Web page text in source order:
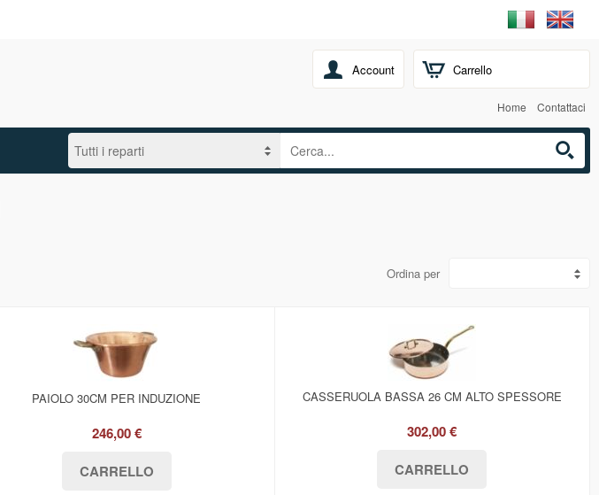
Carrello
Account
Home Contattaci
Ordina per
PAIOLO 30CM PER INDUZIONE
246,00 €
CASSERUOLA BASSA 26 CM ALTO SPESSORE
302,00 €